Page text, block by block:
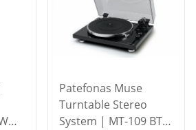
Patefonas Muse
Turntable Stereo
System | MT-109 BTO